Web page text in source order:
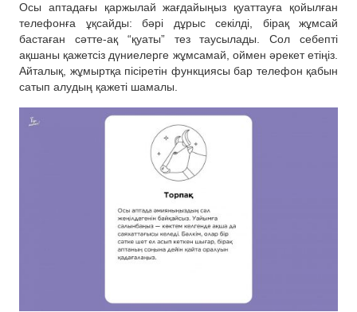
Осы аптадағы қаржылай жағдайыңыз қуаттауға қойылған
телефонға ұқсайды: бәрі дұрыс секілді, бірақ жұмсай
бастаған сәтте-ақ “қуаты” тез таусылады. Сол себепті
ақшаны қажетсіз дүниелерге жұмсамай, оймен әрекет етіңіз.
Айталық, жұмыртқа пісіретін функциясы бар телефон қабын
сатып алудың қажеті шамалы.